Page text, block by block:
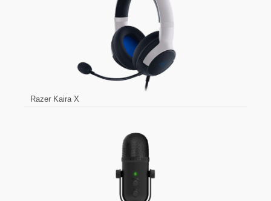
Razer Kaira X